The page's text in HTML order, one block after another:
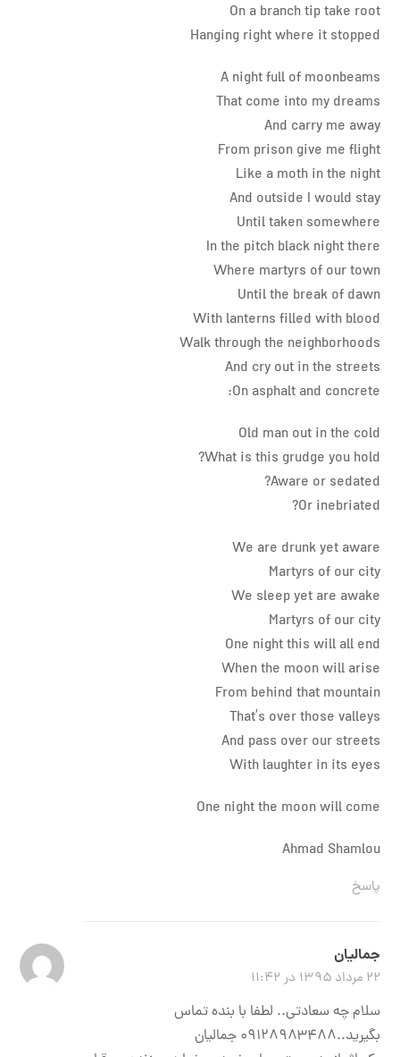
On a branch tip take root
Hanging right where it stopped
A night full of moonbeams
That come into my dreams
And carry me away
From prison give me flight
Like a moth in the night
And outside I would stay
Until taken somewhere
In the pitch black night there
Where martyrs of our town
Until the break of dawn
With lanterns filled with blood
Walk through the neighborhoods
And cry out in the streets
On asphalt and concrete:
Old man out in the cold
What is this grudge you hold?
Aware or sedated?
Or inebriated?
We are drunk yet aware
Martyrs of our city
We sleep yet are awake
Martyrs of our city
One night this will all end
When the moon will arise
From behind that mountain
That’s over those valleys
And pass over our streets
With laughter in its eyes
One night the moon will come
Ahmad Shamlou
پاسخ
جمالیان
۲۲ مرداد ۱۳۹۵ در ۱۱:۴۲
سلام چه سعادتی.. لطفا با بنده تماس
بگیرید..۰۹۱۲۸۹۸۳۴۸۸ جمالیان